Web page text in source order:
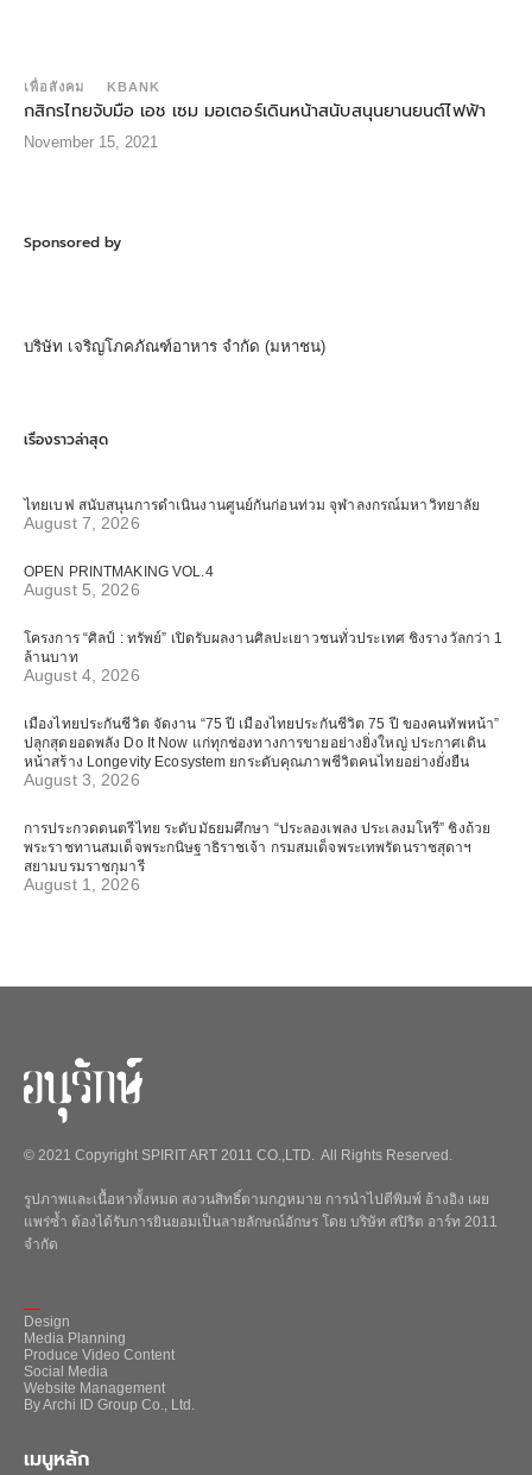
เพื่อสังคม KBANK
กสิกรไทยจับมือ เอช เซม มอเตอร์เดินหน้าสนับสนุนยานยนต์ไฟฟ้า
November 15, 2021
Sponsored by
บริษัท เจริญโภคภัณฑ์อาหาร จำกัด (มหาชน)
เรื่องราวล่าสุด
ไทยเบฟ สนับสนุนการดำเนินงานศูนย์กันก่อนท่วม จุฬาลงกรณ์มหาวิทยาลัย
August 7, 2026
OPEN PRINTMAKING VOL.4
August 5, 2026
โครงการ “ศิลป์ : ทรัพย์” เปิดรับผลงานศิลปะเยาวชนทั่วประเทศ ชิงรางวัลกว่า 1
ล้านบาท
August 4, 2026
เมืองไทยประกันชีวิต จัดงาน “75 ปี เมืองไทยประกันชีวิต 75 ปี ของคนทัพหน้า”
ปลุกสุดยอดพลัง Do It Now แก่ทุกช่องทางการขายอย่างยิ่งใหญ่ ประกาศเดิน
หน้าสร้าง Longevity Ecosystem ยกระดับคุณภาพชีวิตคนไทยอย่างยั่งยืน
August 3, 2026
การประกวดดนตรีไทย ระดับมัธยมศึกษา “ประลองเพลง ประเลงมโหรี” ชิงถ้วย
พระราชทานสมเด็จพระกนิษฐาธิราชเจ้า กรมสมเด็จพระเทพรัตนราชสุดาฯ
สยามบรมราชกุมารี
August 1, 2026
© 2021 Copyright SPIRIT ART 2011 CO.,LTD. All Rights Reserved.
รูปภาพและเนื้อหาทั้งหมด สงวนสิทธิ์ตามกฎหมาย การนำไปตีพิมพ์ อ้างอิง เผย
แพร่ซ้ำ ต้องได้รับการยินยอมเป็นลายลักษณ์อักษร โดย บริษัท สปิริต อาร์ท 2011
จำกัด
Design
Media Planning
Produce Video Content
Social Media
Website Management
By Archi ID Group Co., Ltd.
เมนูหลัก